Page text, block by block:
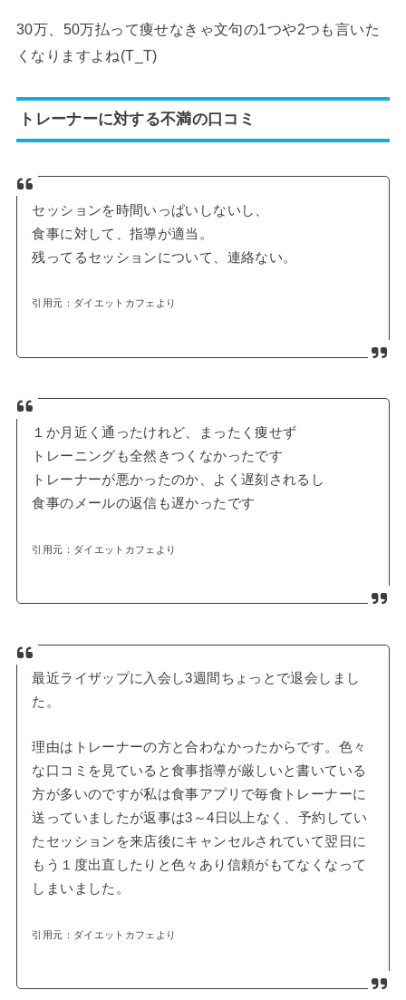
30万、50万払って痩せなきゃ文句の1つや2つも言いた
くなりますよね(T_T)
トレーナーに対する不満の口コミ
セッションを時間いっぱいしないし、
食事に対して、指導が適当。
残ってるセッションについて、連絡ない。
引用元：ダイエットカフェより
１か月近く通ったけれど、まったく痩せず
トレーニングも全然きつくなかったです
トレーナーが悪かったのか、よく遅刻されるし
食事のメールの返信も遅かったです
引用元：ダイエットカフェより
最近ライザップに入会し3週間ちょっとで退会しまし
た。
理由はトレーナーの方と合わなかったからです。色々
な口コミを見ていると食事指導が厳しいと書いている
方が多いのですが私は食事アプリで毎食トレーナーに
送っていましたが返事は3～4日以上なく、予約してい
たセッションを来店後にキャンセルされていて翌日に
もう１度出直したりと色々あり信頼がもてなくなって
しまいました。
引用元：ダイエットカフェより